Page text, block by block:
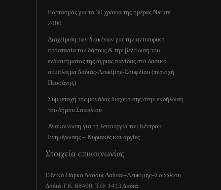
Εορτασμός για τα 30 χρόνια της ημέρας Natura
2000
Διαχείριση των διακένων για την αντιπυρική
προστασία του δάσους & την βελτίωση του
ενδιαιτήματος της άγριας πανίδας στο δασικό
σύμπλεγμα Δαδιάς-Λευκίμης-Σουφλίου (περιοχή
Πεσσάνης)
Συμμετοχή της μονάδας διαχείρισης στην εκδήλωση
του δήμου Σουφλίου
Ανακοίνωση για τη λειτουργία του Κέντρου
Ενημέρωσης – Κυριακές και αργίες
Στοιχεία επικοινωνίας
Εθνικό Πάρκο Δάσους Δαδιάς–Λευκίμης–Σουφλίου
Δαδιά Τ.Κ. 68400, Τ.Θ. 1413 Δαδιά